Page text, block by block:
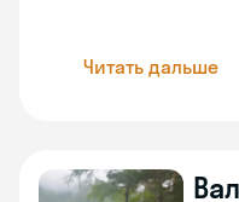
Читать дальше